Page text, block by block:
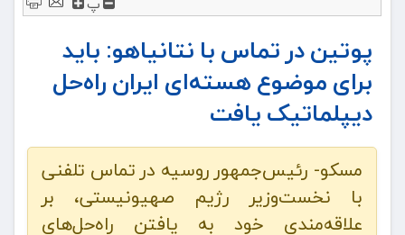
پوتین در تماس با نتانیاهو: باید
برای موضوع هسته‌ای ایران راه‌حل
دیپلماتیک یافت
مسکو- رئیس‌جمهور روسیه در تماس تلفنی
با نخست‌وزیر رژیم صهیونیستی، بر
علاقه‌مندی خود به یافتن راه‌حل‌های